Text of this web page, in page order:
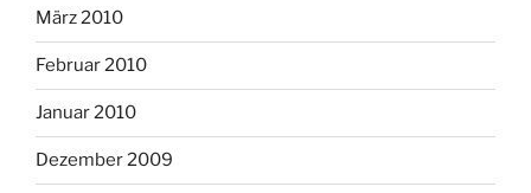
März 2010
Februar 2010
Januar 2010
Dezember 2009